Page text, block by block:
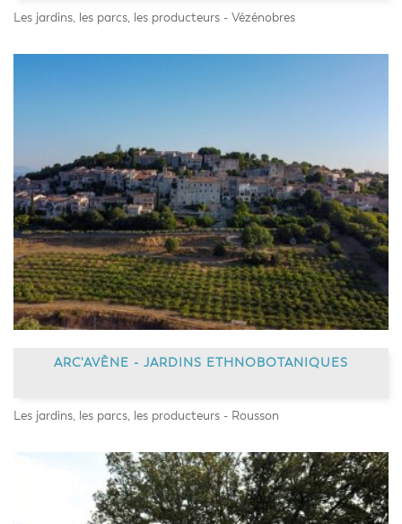
Les jardins, les parcs, les producteurs - Vézénobres
ARC'AVÈNE - JARDINS ETHNOBOTANIQUES
Les jardins, les parcs, les producteurs - Rousson